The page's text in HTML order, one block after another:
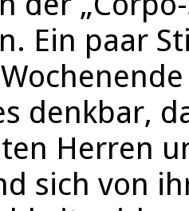
Ein paar
denkbar,
Herren
sich von